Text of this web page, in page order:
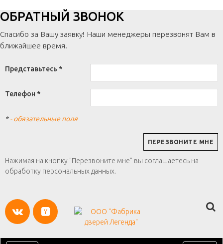
ОБРАТНЫЙ ЗВОНОК
Спасибо за Вашу заявку! Наши менеджеры перезвонят Вам в
ближайшее время.
Представьтесь *
Телефон *
*- обязательные поля
Нажимая на кнопку "Перезвоните мне" вы соглашаетесь на
обработку персональных данных.